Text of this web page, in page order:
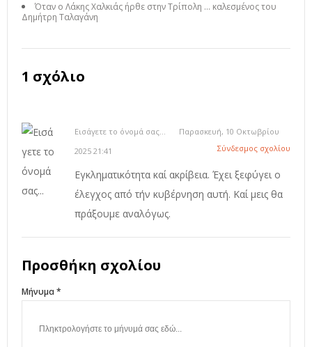
Όταν ο Λάκης Χαλκιάς ήρθε στην Τρίπολη ... καλεσμένος του
Δημήτρη Ταλαγάνη
1 σχόλιο
Εισάγετε το όνομά σας...
Παρασκευή, 10 Οκτωβρίου
2025 21:41
Σύνδεσμος σχολίου
Εγκληματικότητα καί ακρίβεια. Έχει ξεφύγει ο
έλεγχος από τήν κυβέρνηση αυτή. Καί μεις θα
πράξουμε αναλόγως.
Προσθήκη σχολίου
Μήνυμα *